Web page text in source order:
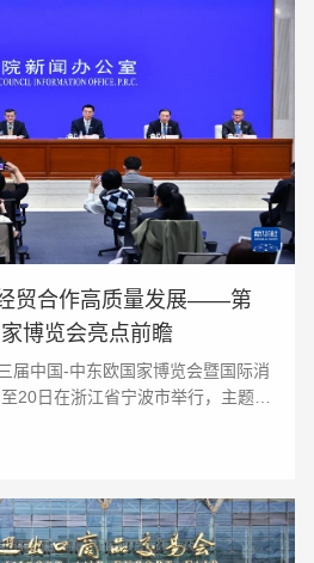
贸合作高质量发展——第
博览会亮点前瞻
20日在浙江省宁波市举行，主题为
东欧国家经贸合